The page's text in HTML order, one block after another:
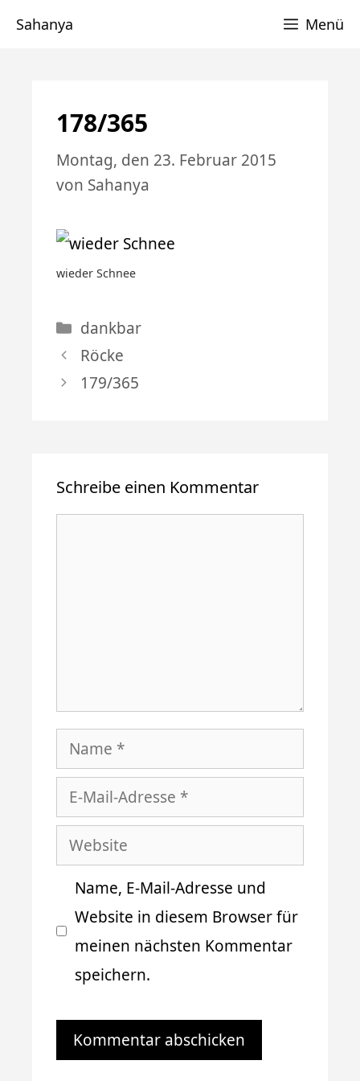
Sahanya Menü
178/365
Montag, den 23. Februar 2015
von Sahanya
wieder Schnee
Kategorien
dankbar
Röcke
179/365
Schreibe einen Kommentar
Name
Mail-
Adresse
Website
Name, E-Mail-Adresse und
Website in diesem Browser für
meinen nächsten Kommentar
speichern.